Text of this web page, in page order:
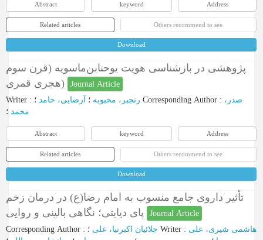
Abstract keyword Address
Related articles Others recommend to see
Download
پژوهشی در بازشناسی هویت یوحنابن‌‌ماسویه (قرن سوم
هجری قمری)
Journal Article
Writer : رنجبر، محبوبه ؛ آرضایی، حامد Corresponding Author : صدر،
محمد ؛
Abstract keyword Address
Related articles Others recommend to see
Download
تأثیر داروی جامع منسوب به امام رضا(ع) در درمان زخم
Journal Article
Corresponding Author : جلائیان اکبرنیا، علی Writer : هاشمی شیری، علی